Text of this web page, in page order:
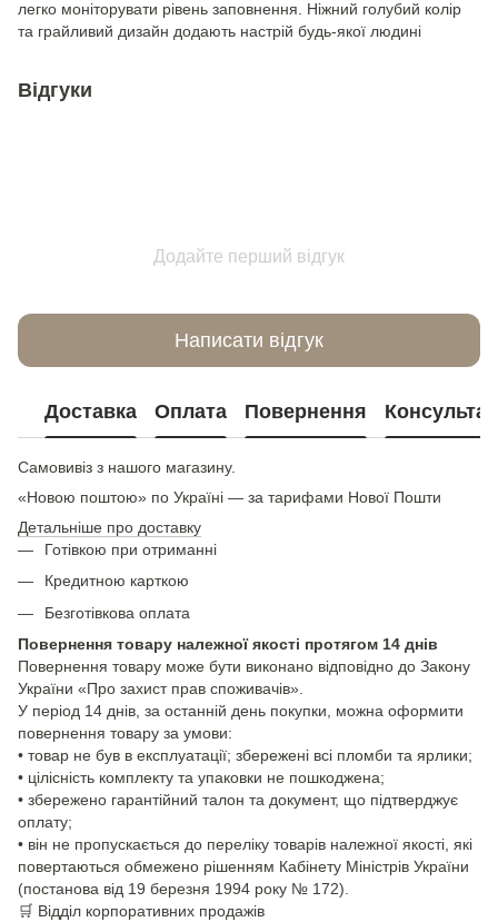
легко моніторувати рівень заповнення. Ніжний голубий колір
та грайливий дизайн додають настрій будь-якої людині
Відгуки
Додайте перший відгук
Написати відгук
Доставка Оплата Повернення
Самовивіз з нашого магазину.
«Новою поштою» по Україні — за тарифами Нової Пошти
Детальніше про доставку
Готівкою при отриманні
Кредитною карткою
Безготівкова оплата
Повернення товару належної якості протягом 14 днів
Повернення товару може бути виконано відповідно до Закону
України «Про захист прав споживачів».
У період 14 днів, за останній день покупки, можна оформити
повернення товару за умови:
• товар не був в експлуатації; збережені всі пломби та ярлики;
• цілісність комплекту та упаковки не пошкоджена;
• збережено гарантійний талон та документ, що підтверджує
оплату;
• він не пропускається до переліку товарів належної якості, які
повертаються обмежено рішенням Кабінету Міністрів України
(постанова від 19 березня 1994 року № 172).
🛒 Відділ корпоративних продажів